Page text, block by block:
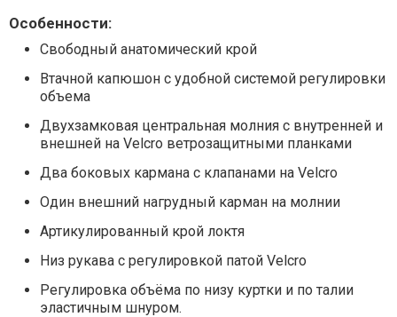
Особенности:
Свободный анатомический крой
Втачной капюшон с удобной системой регулировки
объема
Двухзамковая центральная молния с внутренней и
внешней на Velcro ветрозащитными планками
Два боковых кармана с клапанами на Velcro
Один внешний нагрудный карман на молнии
Артикулированный крой локтя
Низ рукава с регулировкой патой Velcro
Регулировка объёма по низу куртки и по талии
эластичным шнуром.